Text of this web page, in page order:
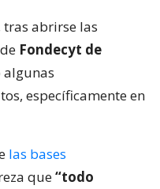
abrirse las
Fondecyt de
algunas
específicamente en
las bases
que“todo